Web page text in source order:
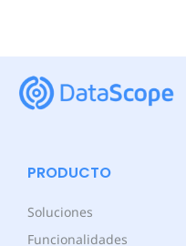
PRODUCTO
Soluciones
Funcionalidades